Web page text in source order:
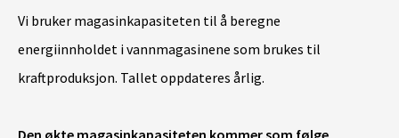
Vi bruker magasinkapasiteten til å beregne
energiinnholdet i vannmagasinene som brukes til
kraftproduksjon. Tallet oppdateres årlig.
Den økte magasinkapasiteten kommer som følge